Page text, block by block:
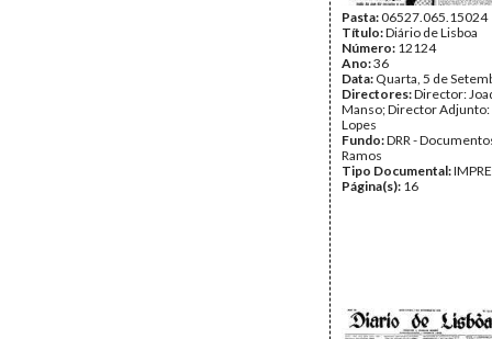
Pasta:06527.065.15024
Título:Diário de Lisboa
Número: 12124
Ano:36
Data: Quarta, 5 de
Directores:Director:
Manso; Director
Lopes
Fundo:DRR -
Ramos
Tipo Documental:
Página(s): 16